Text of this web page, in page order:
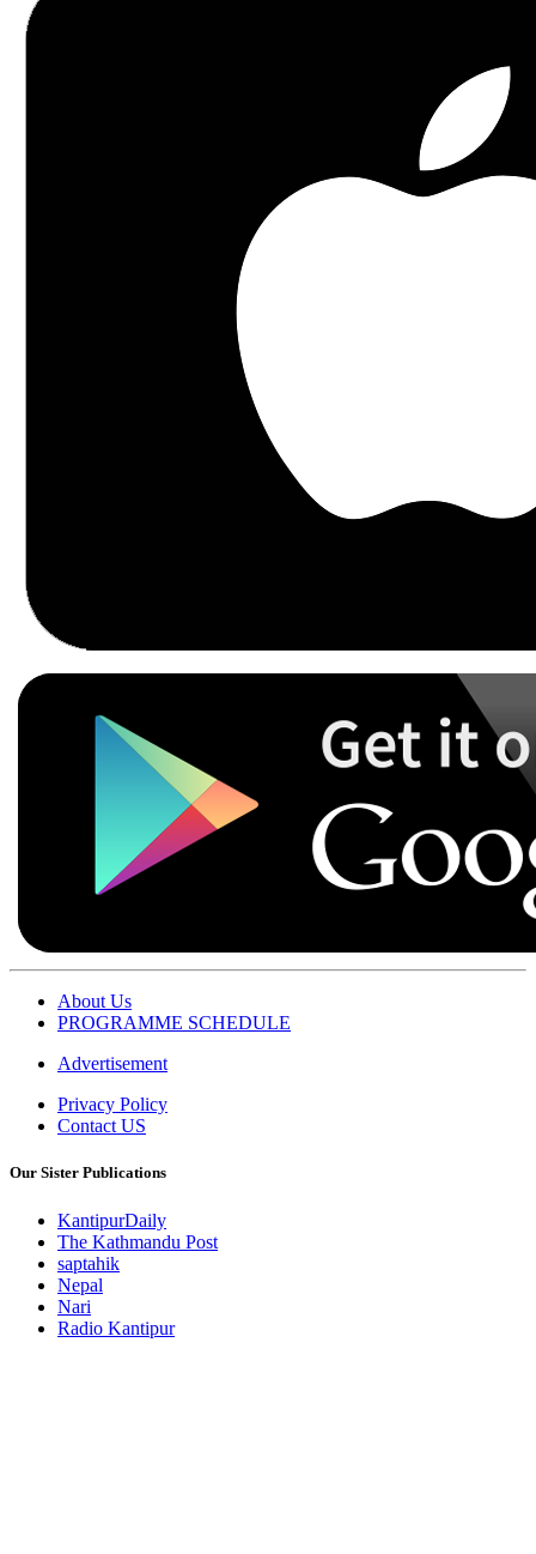
About Us
PROGRAMME SCHEDULE
Advertisement
Privacy Policy
Contact US
Our Sister Publications
KantipurDaily
The Kathmandu Post
saptahik
Nepal
Nari
Radio Kantipur